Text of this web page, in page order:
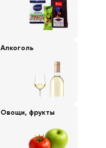
Алкоголь
Овощи, фрукты